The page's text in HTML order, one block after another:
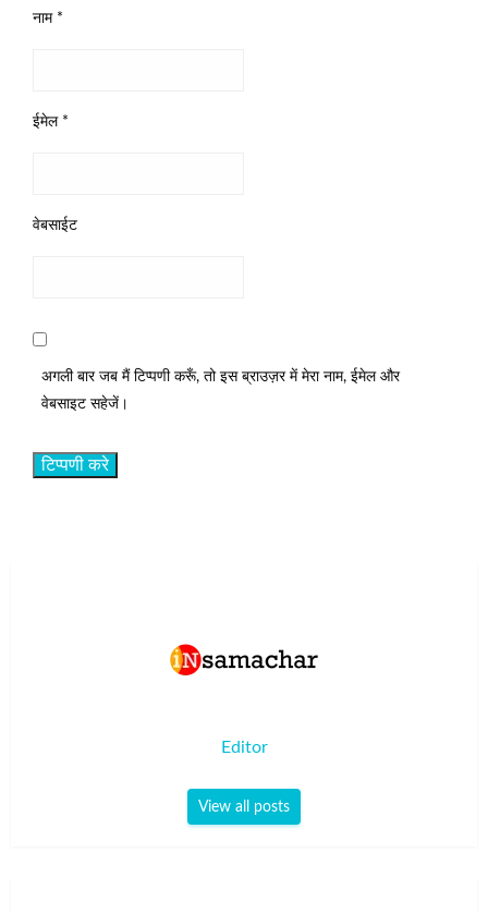
नाम *
ईमेल *
वेबसाईट
अगली बार जब मैं टिप्पणी करूँ, तो इस ब्राउज़र में मेरा नाम, ईमेल और
वेबसाइट सहेजें।
Editor
View all posts